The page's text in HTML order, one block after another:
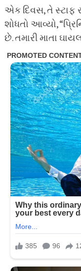
એક દિવસ, તે સ્ટાફ
શોધતો આવ્યો,
છે. તમારી માતા